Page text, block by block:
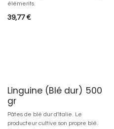
éléments.
39,77€
Linguine (Blé dur) 500
gr
Pâtes de blé dur d'Italie. Le
producteur cultive son propre blé.